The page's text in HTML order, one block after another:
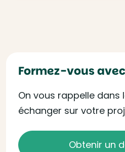
Formez-vous
On vous rappelle dans
échanger sur votre
Obtenir un